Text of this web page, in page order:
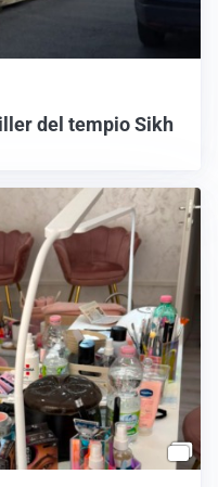
del tempio Sikh